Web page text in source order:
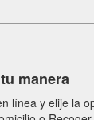
manera
línea y elije la